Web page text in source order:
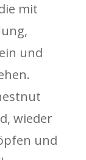
mit
und
wieder
und